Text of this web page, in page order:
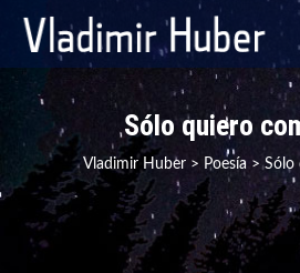
Sólo quiero
Vladimir Huber> Poesía >Sólo